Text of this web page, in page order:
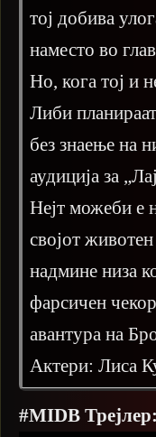
тој добива
наместо во
Но, кога тој и
Либи
без знаење на
аудиција за
Нејт можеби е
својот
надмине низа
фарсичен чекор
авантура на
Актери: Лиса
#MIDB Трејлер: